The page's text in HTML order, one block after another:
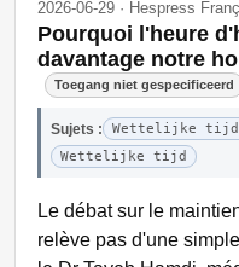
2026-06-29 · Hespress
Pourquoi l'heure
davantage notre
Toegang niet gespecificeerd
Sujets :
Wettelijke tijd
Wettelijke tijd
Le débat sur le
relève pas d'une